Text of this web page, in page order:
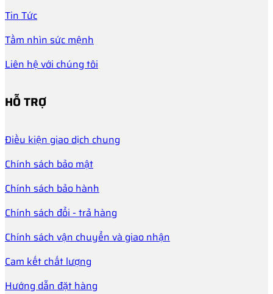
Tin Tức
Tầm nhìn sức mệnh
Liên hệ với chúng tôi
HỖ TRỢ
Điều kiện giao dịch chung
Chính sách bảo mật
Chính sách bảo hành
Chính sách đổi - trả hàng
Chính sách vận chuyển và giao nhận
Cam kết chất lượng
Hướng dẫn đặt hàng